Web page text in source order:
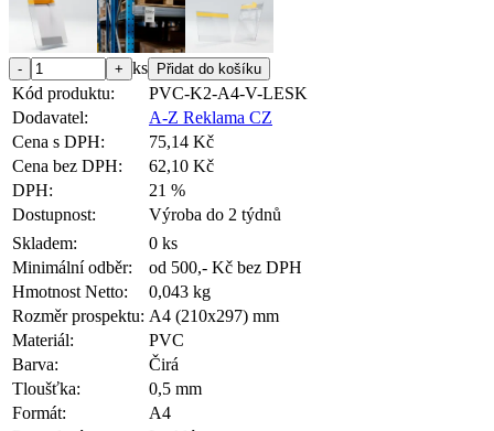
ks
Kód produktu:
PVC-K2-A4-V-LESK
Dodavatel:
A-Z Reklama CZ
Cena s DPH:
75,14 Kč
Cena bez DPH:
62,10 Kč
DPH:
21 %
Dostupnost:
Výroba do 2 týdnů
Skladem:
0 ks
Minimální odběr:
od 500,- Kč bez DPH
Hmotnost Netto:
0,043 kg
Rozměr prospektu: A4 (210x297) mm
Materiál:
PVC
Barva:
Čirá
Tloušťka:
0,5 mm
Formát:
A4